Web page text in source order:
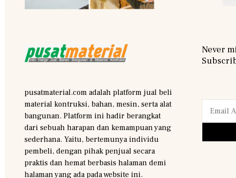
pusatmaterial.com adalah platform jual beli
material kontruksi, bahan, mesin, serta alat
bangunan. Platform ini hadir berangkat
dari sebuah harapan dan kemampuan yang
sederhana. Yaitu, bertemunya individu
pembeli, dengan pihak penjual secara
praktis dan hemat berbasis halaman demi
halaman yang ada pada website ini.
Never